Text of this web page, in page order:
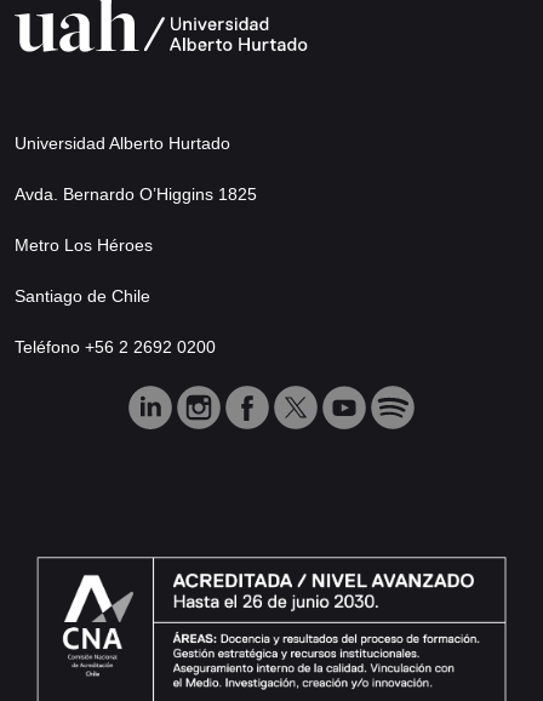
Universidad Alberto Hurtado
Avda. Bernardo O’Higgins 1825
Metro Los Héroes
Santiago de Chile
Teléfono +56 2 2692 0200